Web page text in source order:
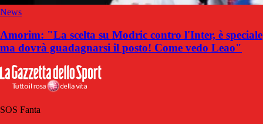
News
Amorim: "La scelta su Modric contro l'Inter, è speciale
ma dovrà guadagnarsi il posto! Come vedo Leao"
SOS Fanta